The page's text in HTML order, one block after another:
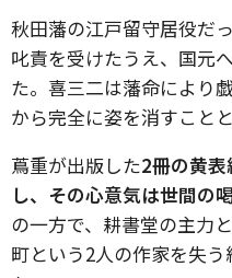
秋田藩の江戸留守居役だ
叱責を受けたうえ、国元
た。喜三二は藩命により
から完全に姿を消すこと
蔦重が出版した2冊の黄
し、その心意気は世間の
の一方で、耕書堂の主力
町という2人の作家を失